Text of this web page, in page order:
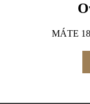
MÁTE